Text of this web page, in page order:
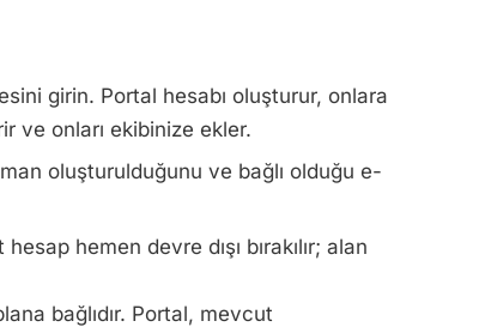
girin. Portal hesabı oluşturur, onlara
ve onları ekibinize ekler.
oluşturulduğunu ve bağlı olduğu e-
hemen devre dışı bırakılır; alan
bağlıdır. Portal, mevcut